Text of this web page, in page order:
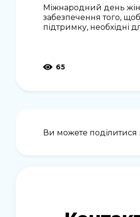
Міжнародний день
забезпечення того,
підтримку, необхідні
65
Ви можете